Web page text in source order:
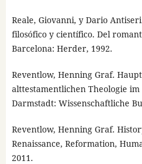
Reale, Giovanni, y Dario
filosófico y científico. Del
Barcelona: Herder, 1992.
Reventlow, Henning Graf.
alttestamentlichen Theologie
Darmstadt: Wissenschaftliche
Reventlow, Henning Graf.
Renaissance, Reformation,
2011.